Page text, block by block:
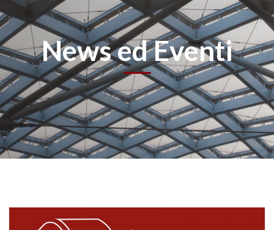
News ed Eventi